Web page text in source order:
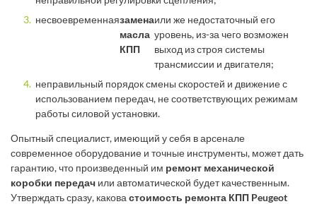
несвоевременнаязамена
масла
КПП
или же недостаточный его
уровень, из-за чего возможен
выход из строя системы
трансмиссии и двигателя;
неправильный порядок смены скоростей и движение с
использованием передач, не соответствующих режимам
работы силовой установки.
Опытный специалист, имеющий у себя в арсенале
современное оборудование и точные инструменты, может дать
гарантию, что произведенный им ремонт механической
коробки передач или автоматической будет качественным.
Утверждать сразу, какова стоимость ремонта КПП Peugeot